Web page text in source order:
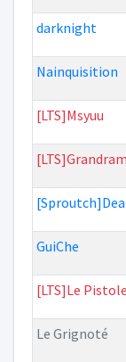
darknight
Nainquisition
[LTS]Msyuu
GuiChe
[LTS]Le
Le Grignoté